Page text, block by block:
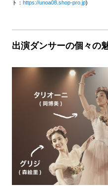
ト： https://unoa08.shop-pro.jp)
出演ダンサーの個々の